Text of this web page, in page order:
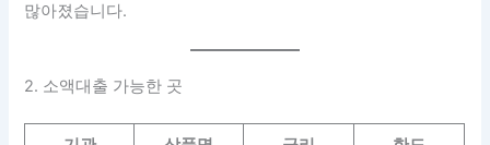
많아졌습니다.
2. 소액대출 가능한 곳